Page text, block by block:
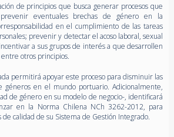
de principios que busca generar procesos que
eventuales brechas de género en la
en el cumplimiento de las tareas
prevenir y detectar el acoso laboral, sexual
a sus grupos de interés a que desarrollen
otros principios.
permitirá apoyar este proceso para disminuir las
géneros en el mundo portuario. Adicionalmente,
de género en su modelo de negocio-, identificará
en la Norma Chilena NCh 3262-2012, para
de calidad de su Sistema de Gestión Integrado.